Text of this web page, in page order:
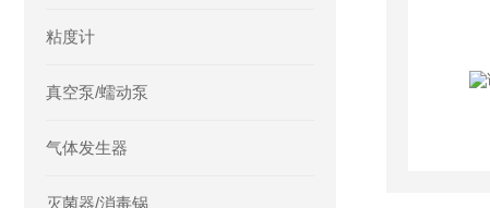
粘度计
真空泵/蠕动泵
气体发生器
灭菌器/消毒锅